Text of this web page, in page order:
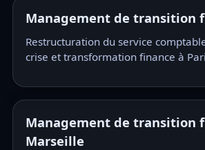
Management de transition
Restructuration du service
crise et transformation finance à
Management de transition
Marseille